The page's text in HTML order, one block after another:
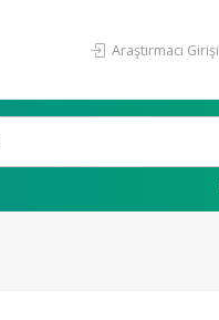
Araştırmacı Girişi